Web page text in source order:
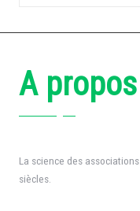
A propos
La science des
siècles.